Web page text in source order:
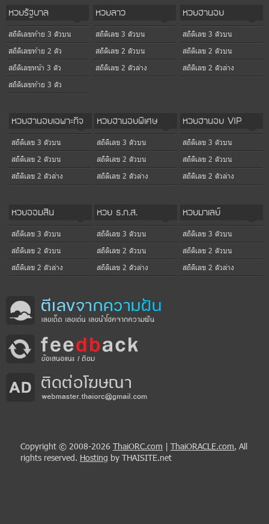
หวยรัฐบาล
สถิติเลขท้าย 3 ตัวบน
สถิติเลขท้าย 2 ตัว
สถิติเลขหน้า 3 ตัว
สถิติเลขท้าย 3 ตัว
หวยลาว
สถิติเลข 3 ตัวบน
สถิติเลข 2 ตัวบน
สถิติเลข 2 ตัวล่าง
หวยฮานอย
สถิติเลข 3 ตัวบน
สถิติเลข 2 ตัวบน
สถิติเลข 2 ตัวล่าง
หวยฮานอยเฉพาะกิจ
สถิติเลข 3 ตัวบน
สถิติเลข 2 ตัวบน
สถิติเลข 2 ตัวล่าง
หวยฮานอยพิเศษ
สถิติเลข 3 ตัวบน
สถิติเลข 2 ตัวบน
สถิติเลข 2 ตัวล่าง
หวยฮานอย VIP
สถิติเลข 3 ตัวบน
สถิติเลข 2 ตัวบน
สถิติเลข 2 ตัวล่าง
หวยออมสิน
สถิติเลข 3 ตัวบน
สถิติเลข 2 ตัวบน
สถิติเลข 2 ตัวล่าง
หวย ธ.ก.ส.
สถิติเลข 3 ตัวบน
สถิติเลข 2 ตัวบน
สถิติเลข 2 ตัวล่าง
หวยมาเลย์
สถิติเลข 3 ตัวบน
สถิติเลข 2 ตัวบน
สถิติเลข 2 ตัวล่าง
Copyright © 2008-2026 ThaiORC.com | ThaiORACLE.com, All
rights reserved. Hosting by THAISITE.net